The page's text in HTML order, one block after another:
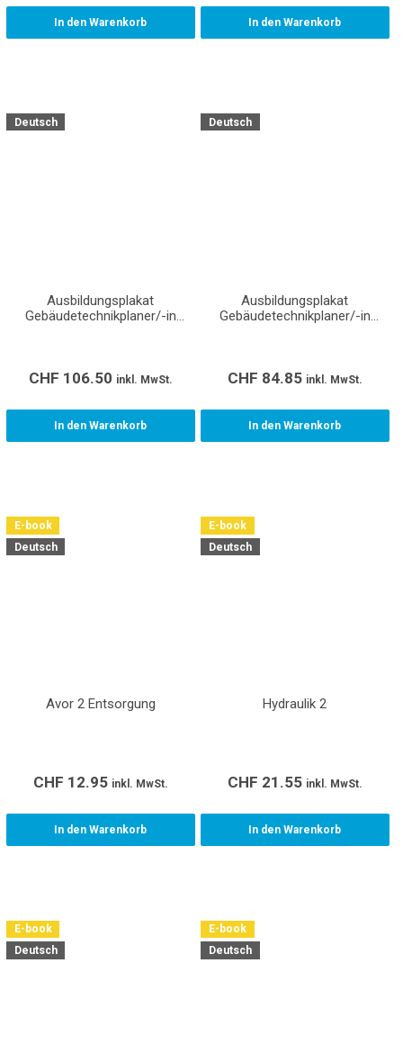
In den Warenkorb In den Warenkorb
Deutsch
Ausbildungsplakat
Gebäudetechnikplaner/-in
CHF 106.50 inkl. MwSt.
In den Warenkorb
Deutsch
Ausbildungsplakat
Gebäudetechnikplaner/-in
CHF 84.85 inkl. MwSt.
In den Warenkorb
E-book
Deutsch
Avor 2 Entsorgung
CHF 12.95 inkl. MwSt.
In den Warenkorb
E-book
Deutsch
Hydraulik 2
CHF 21.55 inkl. MwSt.
In den Warenkorb
E-book
Deutsch
E-book
Deutsch